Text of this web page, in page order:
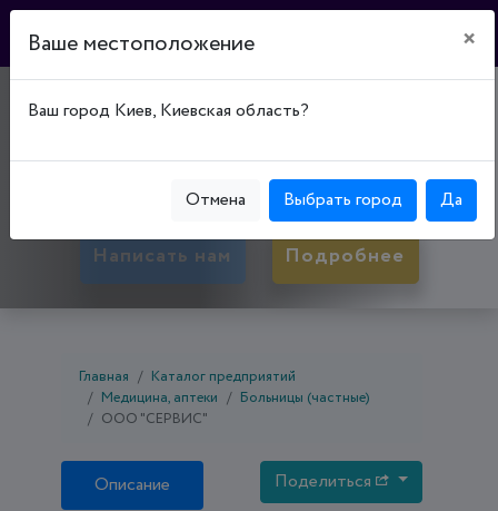
"СЕРВИС"
Прилукский р-н, ул. Котляревского, д. 64
Написать нам Подробнее
Главная
Каталог предприятий
Медицина, аптеки
Больницы (частные)
ООО "СЕРВИС"
Описание Поделиться
Ваше местоположение ×
Ваш город Киев, Киевская область?
Отмена Выбрать город Да